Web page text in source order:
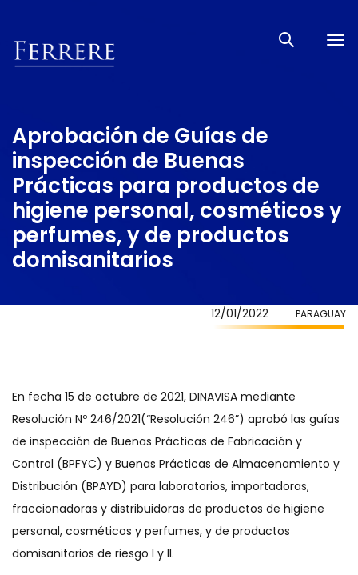
Aprobación de Guías de
inspección de Buenas
Prácticas para productos de
higiene personal, cosméticos y
perfumes, y de productos
domisanitarios
12/01/2022 PARAGUAY
En fecha 15 de octubre de 2021, DINAVISA mediante
Resolución Nº 246/2021(“Resolución 246”) aprobó las guías
de inspección de Buenas Prácticas de Fabricación y
Control (BPFYC) y Buenas Prácticas de Almacenamiento y
Distribución (BPAYD) para laboratorios, importadoras,
fraccionadoras y distribuidoras de productos de higiene
personal, cosméticos y perfumes, y de productos
domisanitarios de riesgo I y II.